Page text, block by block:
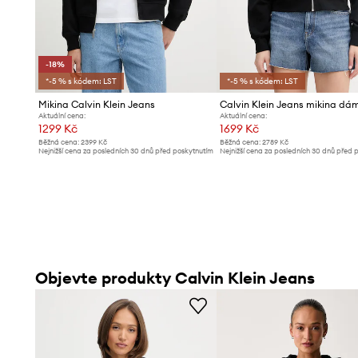
-18%
*-5 % s kódem: LST
Mikina Calvin Klein Jeans
Aktuální cena:
1299 Kč
Běžná cena: 2399 Kč
Nejnižší cena za posledních 30 dnů před poskytnutím
*-5 % s kódem: LST
Aktuální cena:
1699 Kč
Běžná cena:2789 Kč
Nejnižší cena za posledních 30 dnů před
Objevte produkty Calvin Klein Jeans